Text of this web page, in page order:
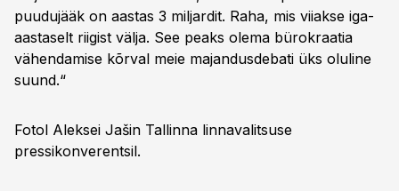
puudujääk on aastas 3 miljardit. Raha, mis viiakse iga-
aastaselt riigist välja. See peaks olema bürokraatia
vähendamise kõrval meie majandusdebati üks oluline
suund.“
Fotol Aleksei Jašin Tallinna linnavalitsuse
pressikonverentsil.